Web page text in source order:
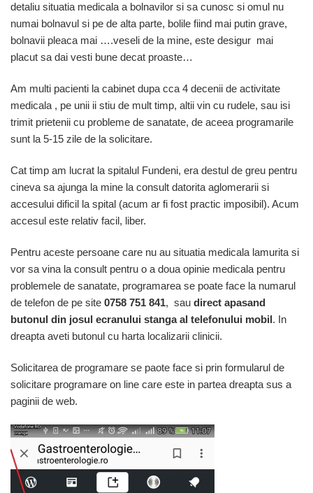
detaliu situatia medicala a bolnavilor si sa cunosc si omul nu
numai bolnavul si pe de alta parte, bolile fiind mai putin grave,
bolnavii pleaca mai ….veseli de la mine, este desigur mai
placut sa dai vesti bune decat proaste…
Am multi pacienti la cabinet dupa cca 4 decenii de activitate
medicala , pe unii ii stiu de mult timp, altii vin cu rudele, sau isi
trimit prietenii cu probleme de sanatate, de aceea programarile
sunt la 5-15 zile de la solicitare.
Cat timp am lucrat la spitalul Fundeni, era destul de greu pentru
cineva sa ajunga la mine la consult datorita aglomerarii si
accesului dificil la spital (acum ar fi fost practic imposibil). Acum
accesul este relativ facil, liber.
Pentru aceste persoane care nu au situatia medicala lamurita si
vor sa vina la consult pentru o a doua opinie medicala pentru
problemele de sanatate, programarea se poate face la numarul
de telefon de pe site 0758 751 841, sau direct apasand
butonul din josul ecranului stanga al telefonului mobil. In
dreapta aveti butonul cu harta localizarii clinicii.
Solicitarea de programare se paote face si prin formularul de
solicitare programare on line care este in partea dreapta sus a
paginii de web.